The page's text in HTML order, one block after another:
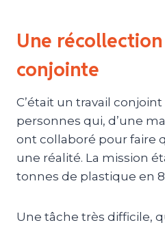
Une
conjointe
C’était un travail
personnes qui, d’une
ont collaboré pour faire
une réalité. La mission
tonnes de plastique en
Une tâche très difficile,